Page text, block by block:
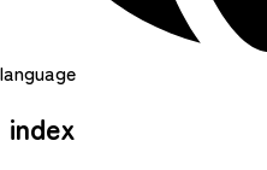
language
index